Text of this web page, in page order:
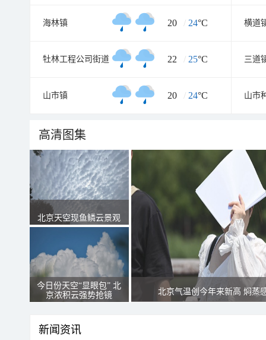
海林镇 20 / 24°C 横道
牡林工程公司街道 22 / 25°C 三道
山市镇 20 / 24°C 山市
高清图集
北京天空现鱼鳞云景观
今日份天空“显眼包” 北
京浓积云强势抢镜
北京气温创今年来新高 焖蒸
新闻资讯